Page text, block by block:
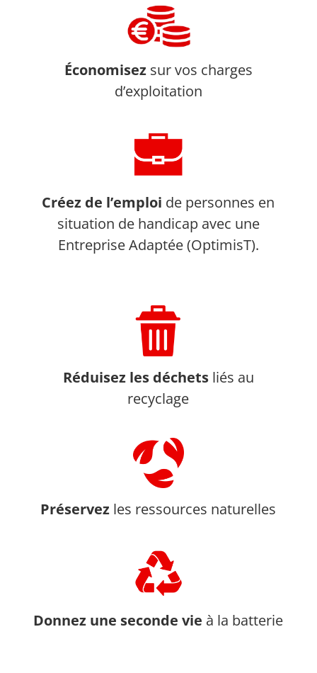
Économisezsur vos charges
d’exploitation
Créez de l’emploi de personnes en
situation de handicap avec une
Entreprise Adaptée (OptimisT).
Réduisez les déchetsliés au
recyclage
Préservez les ressources naturelles
Donnez une seconde vie à la batterie